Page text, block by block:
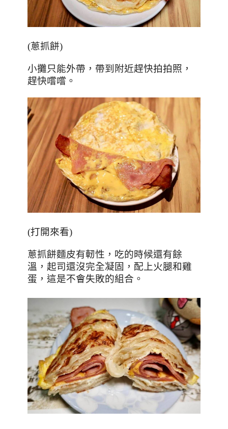
(蔥抓餅)
小攤只能外帶，帶到附近趕快拍拍照，
趕快嚐嚐。
(打開來看)
蔥抓餅麵皮有軔性，吃的時候還有餘
溫，起司還沒完全凝固，配上火腿和雞
蛋，這是不會失敗的組合。